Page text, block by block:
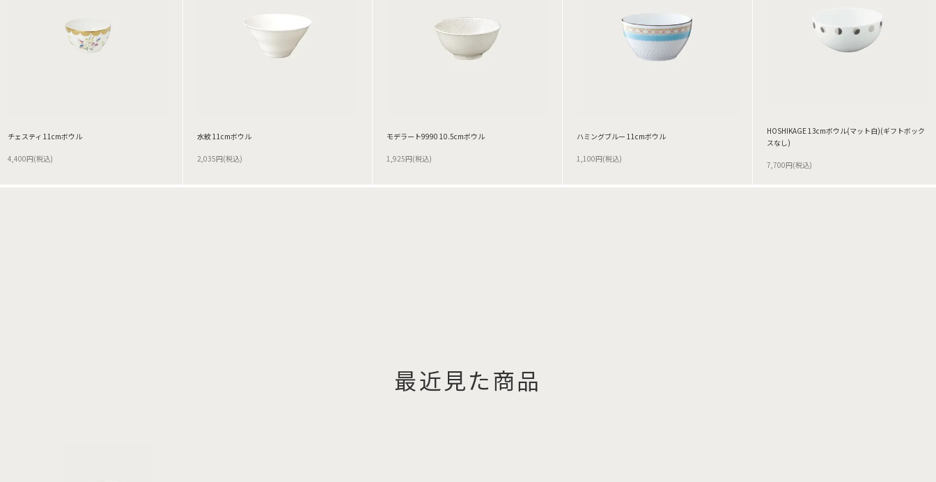
チェスティ 11cmボウル
4,400円(税込)
水紋 11cmボウル
2,035円(税込)
モデラート9990 10.5cmボウル
1,925円(税込)
ハミングブルー 11cmボウル
1,100円(税込)
HOSHIKAGE 13cmボウル(マット白)(ギフトボック
スなし)
7,700円(税込)
最近見た商品